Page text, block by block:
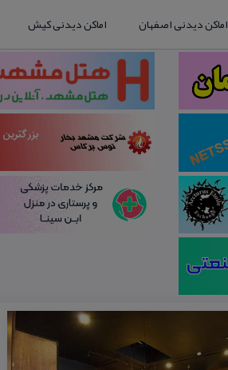
اماکن دیدنی اصفهان اماکن دیدنی کیش